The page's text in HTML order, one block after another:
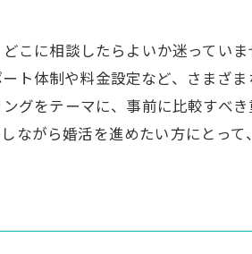
こに相談したらよいか迷ってい
体制や料金設定など、さまざ
グをテーマに、事前に比較すべ
がら婚活を進めたい方にとっ